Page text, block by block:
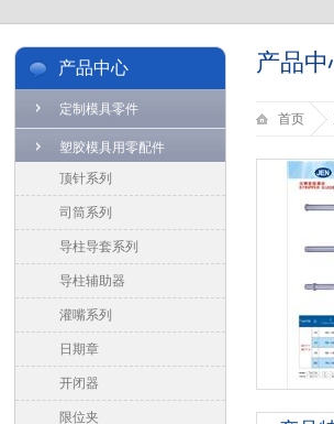
产品中心
定制模具零件
塑胶模具用零配件
顶针系列
司筒系列
导柱导套系列
导柱辅助器
灌嘴系列
日期章
开闭器
限位夹
产品
首页